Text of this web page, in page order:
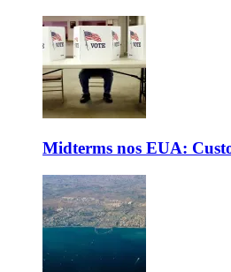
Midterms nos EUA: